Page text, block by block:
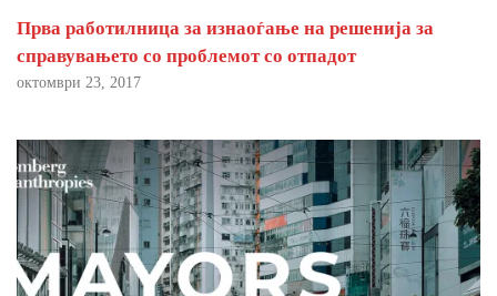
Прва работилница за изнаоѓање на решенија за
справувањето со проблемот со отпадот
октомври 23, 2017